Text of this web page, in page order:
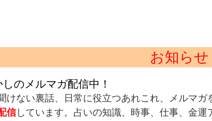
お知らせ
のメルマガ配信中！
けない裏話、日常に役立つあれこれ、メルマガ
信しています。占いの知識、時事、仕事、金運